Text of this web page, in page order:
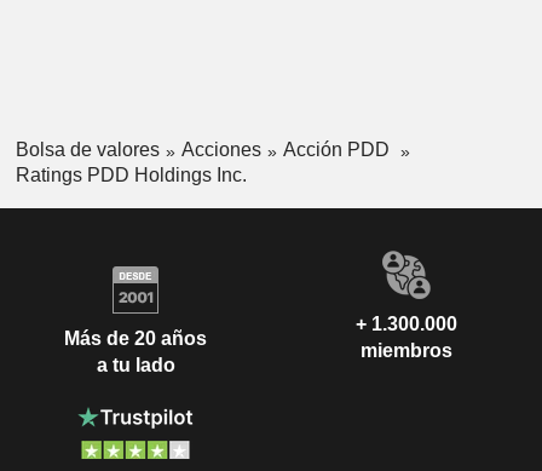
Bolsa de valores Acciones
Acción PDD
Ratings PDD Holdings Inc.
Más de 20 años
a tu lado
+ 1.300.000
miembros